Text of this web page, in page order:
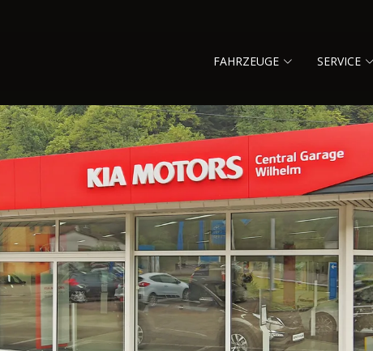
FAHRZEUGE SERVICE